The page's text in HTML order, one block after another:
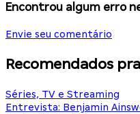
Encontrou algum erro
Envie seu comentário
Recomendados
Séries, TV e Streaming
Entrevista: Benjamin